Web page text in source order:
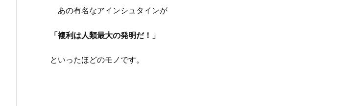
あの有名なアインシュタインが
「複利は人類最大の発明だ！」
といったほどのモノです。